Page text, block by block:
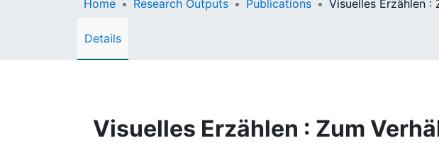
Home Research Outputs Publications
Details
Visuelles Erzählen : Zum